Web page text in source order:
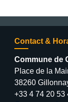
Contact &
Commune de
Place de la
38260
+33 4 74 20 53